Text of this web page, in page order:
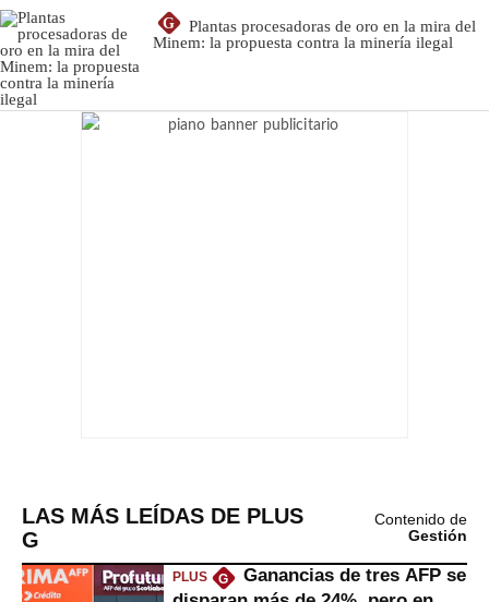
G
Plantas procesadoras de oro en la mira del
Minem: la propuesta contra la minería ilegal
LAS MÁS LEÍDAS DE PLUS
G
Contenido de
Gestión
PLUS G
Ganancias de tres AFP se